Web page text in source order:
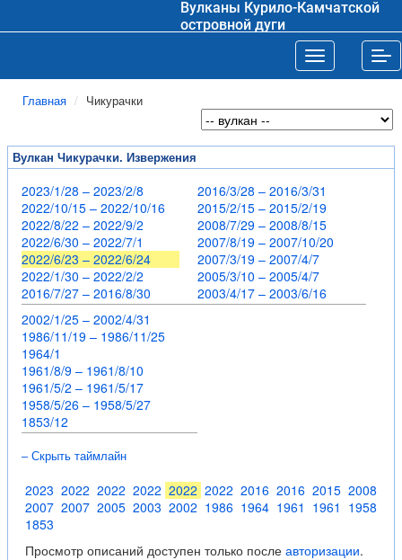
Вулканы Курило-Камчатской
островной дуги
Toggle
Главная Чикурачки
Вулкан Чикурачки. Извержения
2023/1/28 – 2023/2/8
2022/10/15 – 2022/10/16
2022/8/22 – 2022/9/2
2022/6/30 – 2022/7/1
2022/6/23 – 2022/6/24
2022/1/30 – 2022/2/2
2016/7/27 – 2016/8/30
2016/3/28 – 2016/3/31
2015/2/15 – 2015/2/19
2008/7/29 – 2008/8/15
2007/8/19 – 2007/10/20
2007/3/19 – 2007/4/7
2005/3/10 – 2005/4/7
2003/4/17 – 2003/6/16
2002/1/25 – 2002/4/31
1986/11/19 – 1986/11/25
1964/1
1961/8/9 – 1961/8/10
1961/5/2 – 1961/5/17
1958/5/26 – 1958/5/27
1853/12
– Скрыть таймлайн
2023 2022 2022 2022 2022 2022 2016 2016 2015 2008
2007 2007 2005 2003 2002 1986 1964 1961 1961 1958
1853
Просмотр описаний доступен только после авторизации.